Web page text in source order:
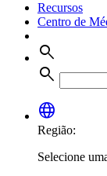
Recursos
Centro de
search
search
language
Região:
Selecione